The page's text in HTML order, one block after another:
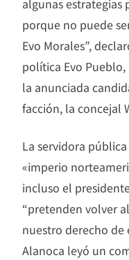
algunas estrategias
porque no puede
Evo Morales”,
política Evo
la anunciada
facción, la concejal
La servidora
«imperio
incluso el
“pretenden volver
nuestro derecho de
Alanoca leyó un